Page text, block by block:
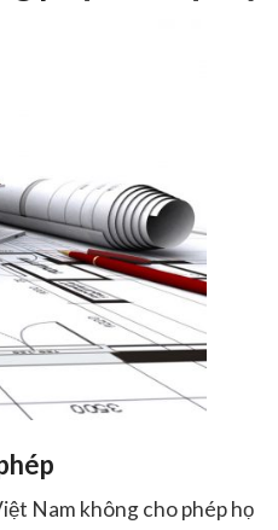
Nam không cho phép họ